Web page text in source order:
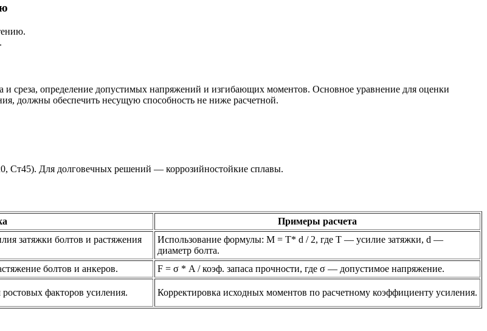
и среза, определение допустимых напряжений и изгибающих моментов. Основное уравнение для оценки
должны обеспечить несущую способность не ниже расчетной.
Ст45). Для долговечных решений — коррозийностойкие сплавы.
Примеры расчета
затяжки болтов и растяжения
Использование формулы: M = T* d / 2, где T — усилие затяжки, d —
диаметр болта.
болтов и анкеров.
F = σ * A / коэф. запаса прочности, где σ — допустимое напряжение.
факторов усиления. Корректировка исходных моментов по расчетному коэффициенту усиления.